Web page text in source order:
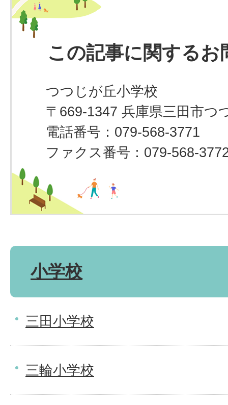
この記事に関するお
つつじが丘小学校
〒669-1347 兵庫県三田市つ
電話番号：079-568-3771
ファクス番号：079-568-
小学校
三田小学校
三輪小学校